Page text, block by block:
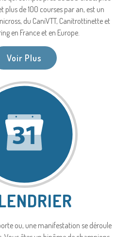
plus de 100 courses par an, est un
du CaniVTT, Canitrottinette et
en France et en Europe.
Voir Plus
ou, une manifestation se déroule